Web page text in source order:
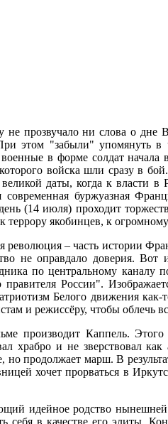
не прозвучало ни слова о
этом "забыли" упомянуть в
в форме солдат начала
войска шли сразу в
даты, когда к власти
буржуазная
(14 июля) проходит
террору якобинцев, к
революция – часть истории
не оправдало доверия.
по центральному каналу
России".
Белого движения как-
и режиссёру, чтобы
производит Каппель.
храбро и не зверствовал
продолжает марш. В
хочет прорваться в
идейное родство
себя в качестве его элиты.